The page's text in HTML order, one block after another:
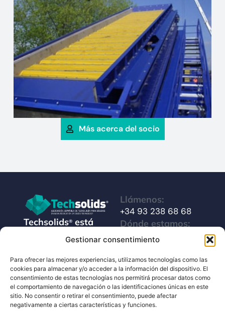
Gestionar consentimiento
Para ofrecer las mejores experiencias, utilizamos tecnologías como las
cookies para almacenar y/o acceder a la información del dispositivo. El
consentimiento de estas tecnologías nos permitirá procesar datos como
el comportamiento de navegación o las identificaciones únicas en este
sitio. No consentir o retirar el consentimiento, puede afectar
negativamente a ciertas características y funciones.
Más acerca del socio
Techsolids®está
formado por las
integran toda la
tecnología y los
servicios para el
procesamiento de
materiales
Llámenos:
+34 93 238 68 68
Dónde estamos:
C/ Francisco Giner,
08012 Barcelona
Escríbanos:
info@techsolids.com
Síganos en redes